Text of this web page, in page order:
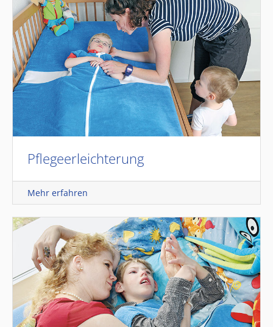
Pflegeerleichterung
Mehr erfahren